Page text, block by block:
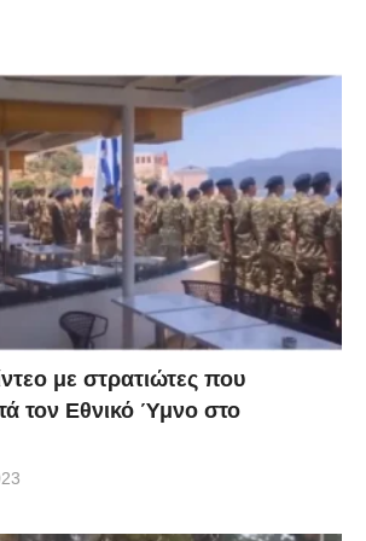
καλά, αλλά νιώθουμε βαθιά
ζωές που χάθηκαν.
την πανδημία του κορωνοϊού,
πολίτες οι οποίοι
Ελλάδα καθημερινά και υπήρξαν
εκείνων οι οποίοι ταξίδευαν για
Ελλάδα. Υπάρχουν μέτρα που
για να αποτρέψετε αυτή την
από την μια χώρα στην άλλη;
Είναι αδύνατον.
μας είναι ανοιχτά εδώ και πολύ
είναι ζήτημα προσωπικής ευθύνης
μπορεί να εκπληρώσει τις
με στρατιώτες που
τον Εθνικό Ύμνο στο